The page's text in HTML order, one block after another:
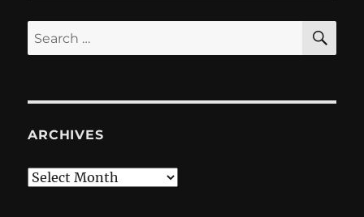
Search
for:
ARCHIVES
Archives